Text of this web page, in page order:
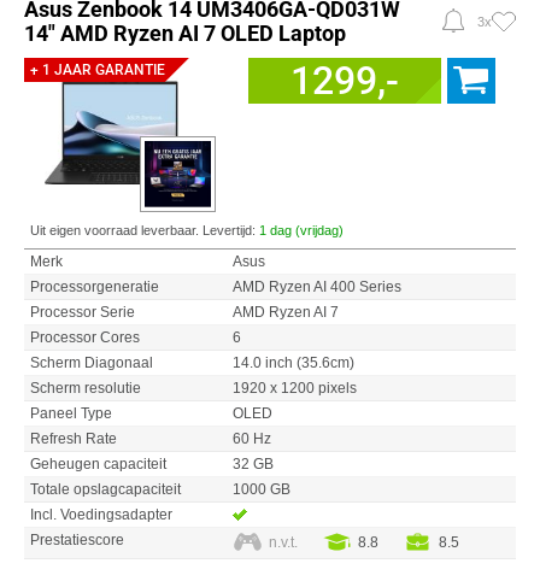
Asus Zenbook 14 UM3406GA-QD031W
14" AMD Ryzen AI 7 OLED Laptop
3x
+ 1 JAAR GARANTIE 1299,-
Uit eigen voorraad leverbaar. Levertijd: 1 dag (vrijdag)
Merk
Asus
Processorgeneratie
AMD Ryzen AI 400 Series
Processor Serie
AMD Ryzen AI 7
Processor Cores
6
Scherm Diagonaal
14.0 inch (35.6cm)
Scherm resolutie
1920 x 1200 pixels
Paneel Type
OLED
Refresh Rate
60 Hz
Geheugen capaciteit
32 GB
Totale opslagcapaciteit
1000 GB
Incl. Voedingsadapter
Prestatiescore
n.v.t. 8.8 8.5